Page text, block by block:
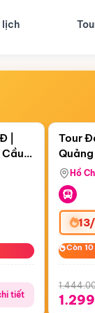
Du
|
tiết
Còn05
Tour
Hill -
Hồ
Còn
Còn